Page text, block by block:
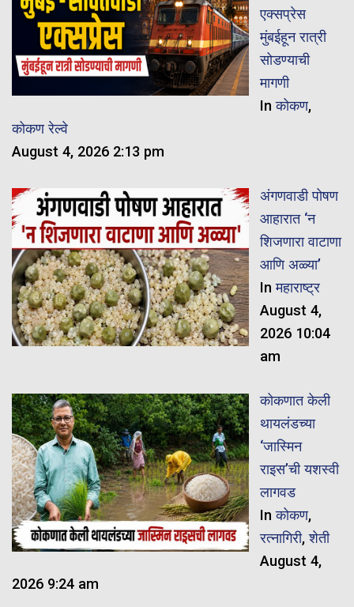
एक्सप्रेस
मुंबईहून रात्री
सोडण्याची
मागणी
Inकोकण,
कोकण रेल्वे
August 4, 2026 2:13 pm
अंगणवाडी पोषण
आहारात ‘न
शिजणारा वाटाणा
आणि अळ्या’
Inमहाराष्ट्र
August 4,
2026 10:04
am
कोकणात केली
थायलंडच्या
‘जास्मिन
राइस’ची यशस्वी
लागवड
Inकोकण,
रत्नागिरी,शेती
August 4,
2026 9:24 am